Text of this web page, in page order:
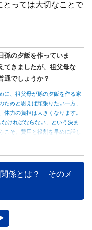
とっては大切なことで
孫の夕飯を作っていま
てきましたが、祖父母な
通でしょうか？
に、祖父母が孫の夕飯を作る家
ためと思えば頑張りたい一方、
体力の負担は大きくなります。
ければならない、という決ま
こそ、費用と役割を早めに話し
関係とは？ そのメ